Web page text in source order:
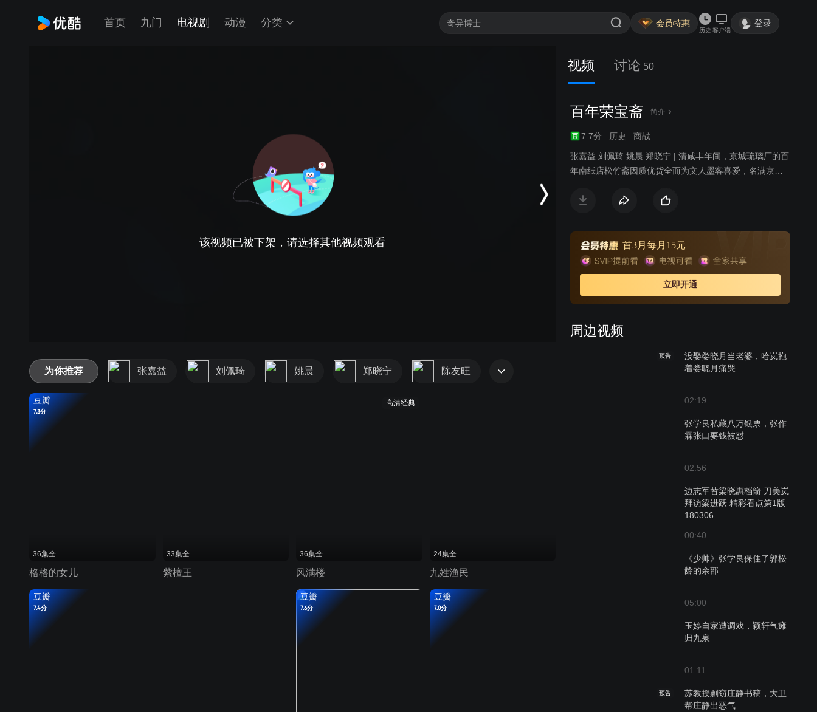
首页 九门 电视剧 动漫 分类 会员特惠
历史 客户端
登录
该视频已被下架，请选择其他视频观看
视频 讨论 50
百年荣宝斋 简介
7.7分 历史 商战
张嘉益 刘佩琦 姚晨 郑晓宁 | 清咸丰年间，京城琉璃厂的百
年南纸店松竹斋因质优货全而为文人墨客喜爱，名满京
元培将军止血疗伤、救其性命。郑将军以怀素和尚的《西
秋月沦落风尘，得刑部杨宪基大人搭救来到京城，终与张
家相认。张幼林因打人入狱，却因祸得福结识了西北刀客
霍震西。期间经营不善的松竹斋濒临破产，幸亏新掌柜庄
虎臣大力革新，松竹斋改号松鹤斋，才得以起死回生。成
年的张幼林尽管对秋月有情，却终依母命，娶米店千金何
鹤斋，百年老店见证了一段血泪斑斑的中国近代史。
首3月每月15元
立即开通
周边视频
预告
没娶娄晓月当老婆，哈岚抱
着娄晓月痛哭
02:19
张学良私藏八万银票，张作
霖张口要钱被怼
02:56
边志军替梁晓惠档箭 刀美岚
拜访梁进跃 精彩看点第1版
180306
00:40
《少帅》张学良保住了郭松
龄的余部
05:00
玉婷自家遭调戏，颖轩气瘫
归九泉
01:11
预告
苏教授剽窃庄静书稿，大卫
帮庄静出恶气
为你推荐 张嘉益 刘佩琦 姚晨 郑晓宁 陈友旺
豆瓣
7.3分
36集全
格格的女儿
33集全
紫檀王
高清经典
36集全
风满楼
24集全
九姓渔民
豆瓣
7.4分
豆瓣
7.6分
豆瓣
7.0分